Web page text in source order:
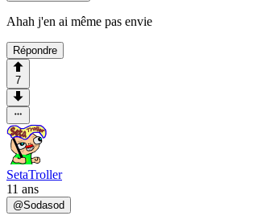
Ahah j'en ai même pas envie
Répondre
7
SetaTroller
11 ans
@Sodasod